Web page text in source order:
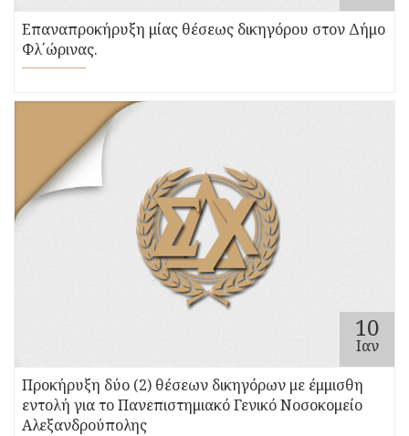
Επαναπροκήρυξη μίας θέσεως δικηγόρου στον Δήμο
Φλ΄ώρινας.
10
Ιαν
Προκήρυξη δύο (2) θέσεων δικηγόρων με έμμισθη
εντολή για το Πανεπιστημιακό Γενικό Νοσοκομείο
Αλεξανδρούπολης